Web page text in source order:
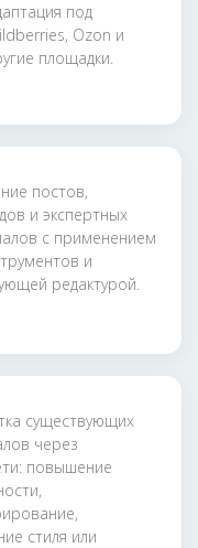
под
Ozon и
площадки.
постов,
и экспертных
с применением
и
редактурой.
существующих
через
повышение
стиля или